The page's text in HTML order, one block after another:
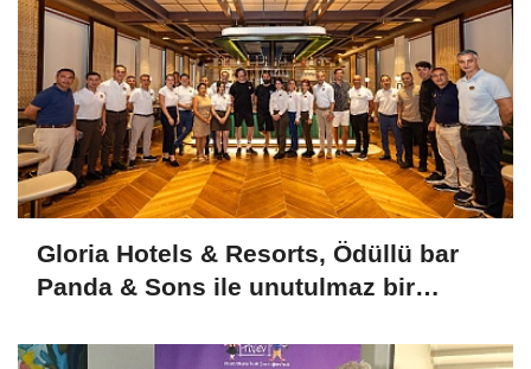
Gloria Hotels & Resorts, Ödüllü bar
Panda & Sons ile unutulmaz bir